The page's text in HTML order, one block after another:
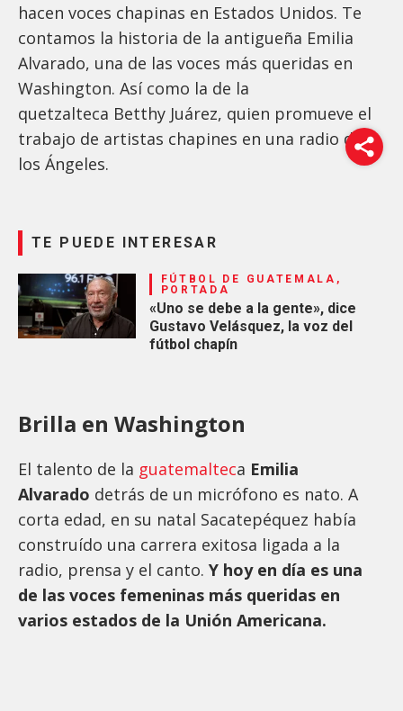
hacen voces chapinas en Estados Unidos. Te
contamos la historia de la antigueña Emilia
Alvarado, una de las voces más queridas en
Washington. Así como la de la
quetzalteca Betthy Juárez, quien promueve el
trabajo de artistas chapines en una radio de
los Ángeles.
TE PUEDE INTERESAR
FÚTBOL DE GUATEMALA,
PORTADA
«Uno se debe a la gente», dice
Gustavo Velásquez, la voz del
fútbol chapín
Brilla en Washington
El talento de la guatemalteca Emilia
Alvarado detrás de un micrófono es nato. A
corta edad, en su natal Sacatepéquez había
construído una carrera exitosa ligada a la
radio, prensa y el canto. Y hoy en día es una
de las voces femeninas más queridas en
varios estados de la Unión Americana.